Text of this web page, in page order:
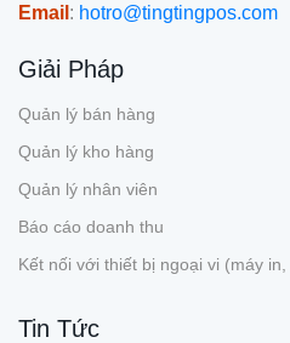
Email : hotro@tingtingpos.com
Giải Pháp
Quản lý bán hàng
Quản lý kho hàng
Quản lý nhân viên
Báo cáo doanh thu
Kết nối với thiết bị ngoại vi (máy
Tin Tức